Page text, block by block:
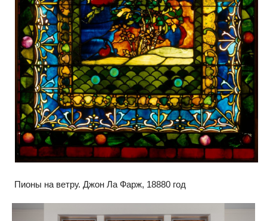
Пионы на ветру. Джон Ла Фарж, 18880 год